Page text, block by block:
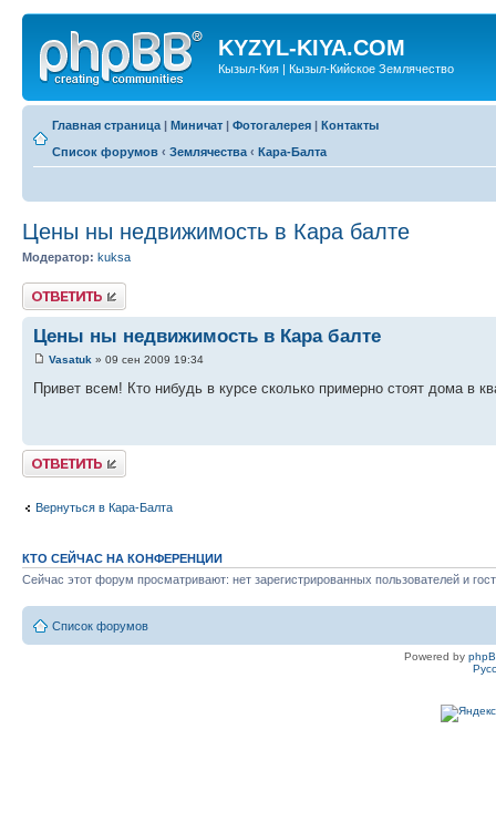
KYZYL-KIYA.COM
Кызыл-Кия | Кызыл-Кийское Землячество
Главная страница | Миничат | Фотогалерея | Контакты
Список форумов ‹ Землячества ‹ Кара-Балта
Цены ны недвижимость в Кара балте
Модератор: kuksa
Ответить
Цены ны недвижимость в Кара балте
Vasatuk » 09 сен 2009 19:34
Привет всем! Кто нибудь в курсе сколько примерно стоят дома в
Ответить
Вернуться в Кара-Балта
КТО СЕЙЧАС НА КОНФЕРЕНЦИИ
Сейчас этот форум просматривают: нет зарегистрированных пользователей и
Список форумов
Powered by